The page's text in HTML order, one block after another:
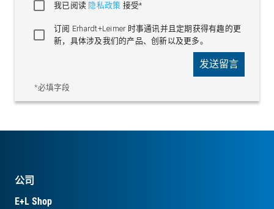
我已阅读 隐私政策 接受*
订阅 Erhardt+Leimer 时事通讯并且定期获得有趣的更
新，具体涉及我们的产品、创新以及更多。
*必填字段
发送留言
公司
E+L Shop